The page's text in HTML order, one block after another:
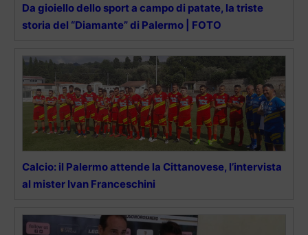
Da gioiello dello sport a campo di patate, la triste
storia del “Diamante” di Palermo | FOTO
Calcio: il Palermo attende la Cittanovese, l’intervista
al mister Ivan Franceschini